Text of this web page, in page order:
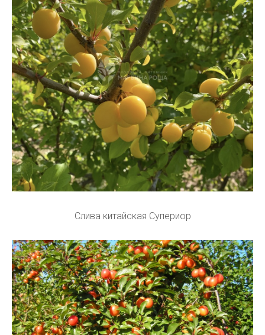
Слива китайская Супериор